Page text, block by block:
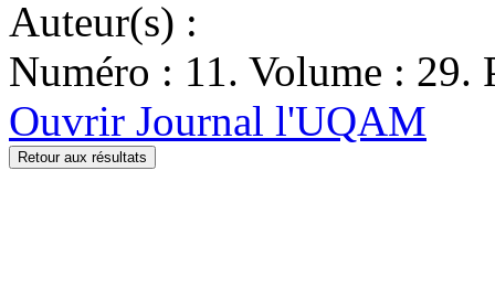
Auteur(s) :
Numéro : 11. Volume : 29.
Ouvrir Journal l'UQAM
Retour aux résultats